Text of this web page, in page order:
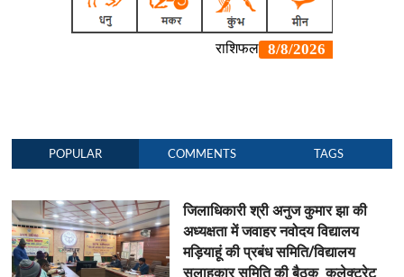
POPULAR COMMENTS TAGS
जिलाधिकारी श्री अनुज कुमार झा की
अध्यक्षता में जवाहर नवोदय विद्यालय
मड़ियाहूं की प्रबंध समिति/विद्यालय
सलाहकार समिति की बैठक कलेक्ट्रेट